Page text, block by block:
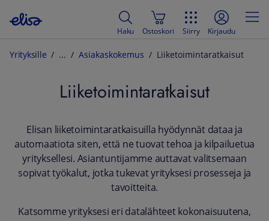
Haku Ostoskori Siirry Kirjaudu
Yrityksille Asiakaskokemus Liiketoimintaratkaisut
Liiketoimintaratkaisut
Elisan liiketoimintaratkaisuilla hyödynnät dataa ja
automaatiota siten, että ne tuovat tehoa ja kilpailuetua
yrityksellesi. Asiantuntijamme auttavat valitsemaan
sopivat työkalut, jotka tukevat yrityksesi prosesseja ja
tavoitteita.
Katsomme yrityksesi eri datalähteet kokonaisuutena,